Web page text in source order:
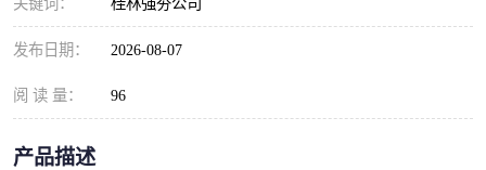
发布日期： 2026-08-07
阅 读 量： 96
产品描述